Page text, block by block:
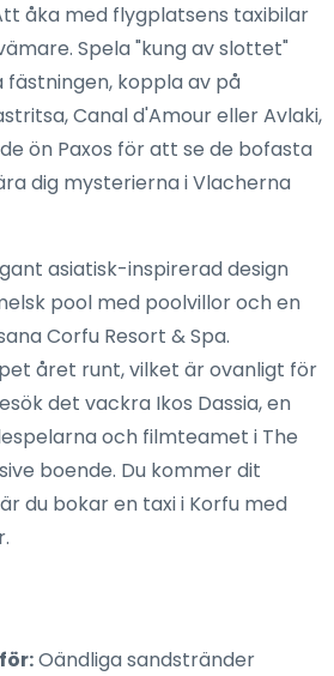
åka med flygplatsens taxibilar
Spela "kung av slottet"
fästningen, koppla av på
Canal d'Amour eller Avlaki,
ön Paxos för att se de bofasta
dig mysterierna i Vlacherna
asiatisk-inspirerad design
pool med poolvillor och en
Corfu Resort & Spa.
året runt, vilket är ovanligt för
det vackra Ikos Dassia, en
och filmteamet i The
boende. Du kommer dit
du bokar en taxi i Korfu med
Oändliga sandstränder